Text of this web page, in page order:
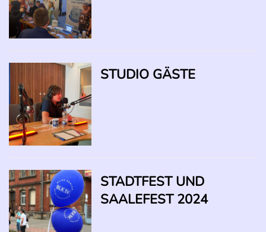
STUDIO GÄSTE
STADTFEST UND
SAALEFEST 2024